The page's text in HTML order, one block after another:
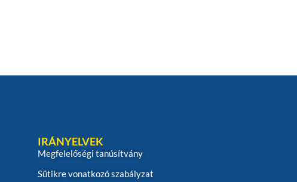
IRÁNYELVEK
Megfelelőségi tanúsítvány
Sütikre vonatkozó szabályzat